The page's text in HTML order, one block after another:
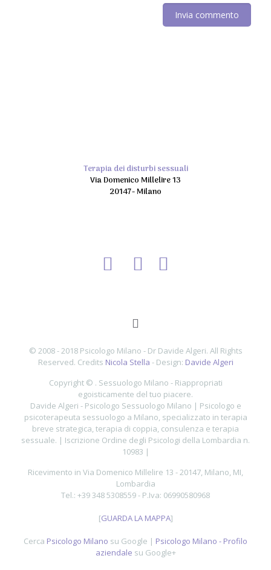
Terapia dei disturbi sessuali
Via Domenico Millelire 13
20147- Milano
© 2008 - 2018 Psicologo Milano - Dr Davide Algeri. All Rights
Reserved. Credits Nicola Stella - Design: Davide Algeri
Copyright © . Sessuologo Milano - Riappropriati
egoisticamente del tuo piacere.
Davide Algeri - Psicologo Sessuologo Milano | Psicologo e
psicoterapeuta sessuologo a Milano, specializzato in terapia
breve strategica, terapia di coppia, consulenza e terapia
sessuale. | Iscrizione Ordine degli Psicologi della Lombardia n.
10983 |
Ricevimento in Via Domenico Millelire 13 -20147, Milano, MI,
Lombardia
Tel.: +39 348 5308559- P.Iva: 06990580968
[GUARDA LA MAPPA]
Cerca Psicologo Milano su Google | Psicologo Milano - Profilo
aziendale su Google+